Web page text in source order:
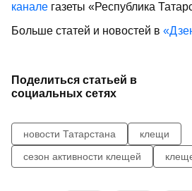
канале газеты «Республика
Больше статей и новостей в
Поделиться статьей в
социальных сетях
новости Татарстана
клещи
сезон активности клещей